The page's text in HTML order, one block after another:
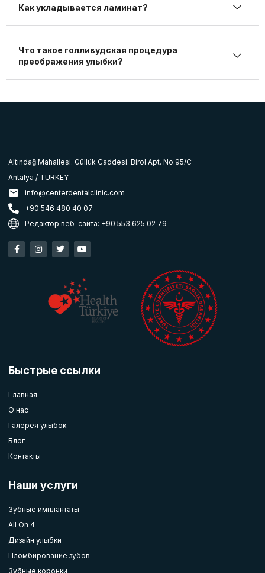
Как укладывается ламинат?
Что такое голливудская процедура
преображения улыбки?
Altındağ Mahallesi. Güllük Caddesi. Birol Apt. No:95/C
Antalya / TURKEY
info@centerdentalclinic.com
+90 546 480 40 07
Редактор веб-сайта: +90 553 625 02 79
Быстрые ссылки
Главная
О нас
Галерея улыбок
Блог
Контакты
Наши услуги
Зубные имплантаты
All On 4
Дизайн улыбки
Пломбирование зубов
Зубные коронки